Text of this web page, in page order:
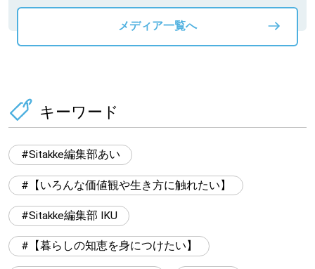
メディア一覧へ
キーワード
Sitakke編集部あい
【いろんな価値観や生き方に触れたい】
Sitakke編集部 IKU
【暮らしの知恵を身につけたい】